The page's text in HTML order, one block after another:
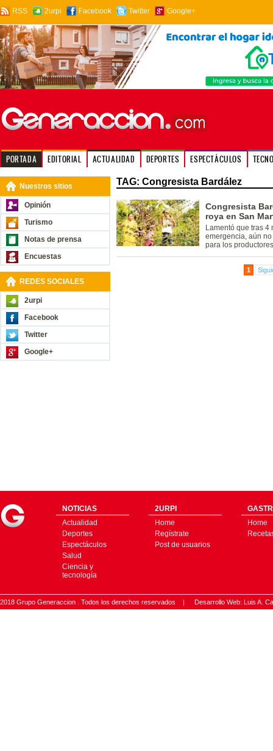
RSS 2urpi Facebook Twitter Google+
PORTADA EDITORIAL ACTUALIDAD DEPORTES ESPECTÁCULOS
Nuestros sitios
Opinión
Turismo
Notas de prensa
Encuestas
REDES SOCIALES
2urpi
Facebook
Twitter
Google+
TAG: Congresista Bardález
Congresista
roya en San
Lamentó que tras
emergencia, aún
para los
1
NOTICIAS
Actualidad
Deportes
Espectáculos
Salud
Ciencia y
tecnología
2URPI
Home
Regístrate
Post de usuarios
Home
2018 Grupo Generaccion . Todos los derechos reservados | Desarrollo Web: Luis